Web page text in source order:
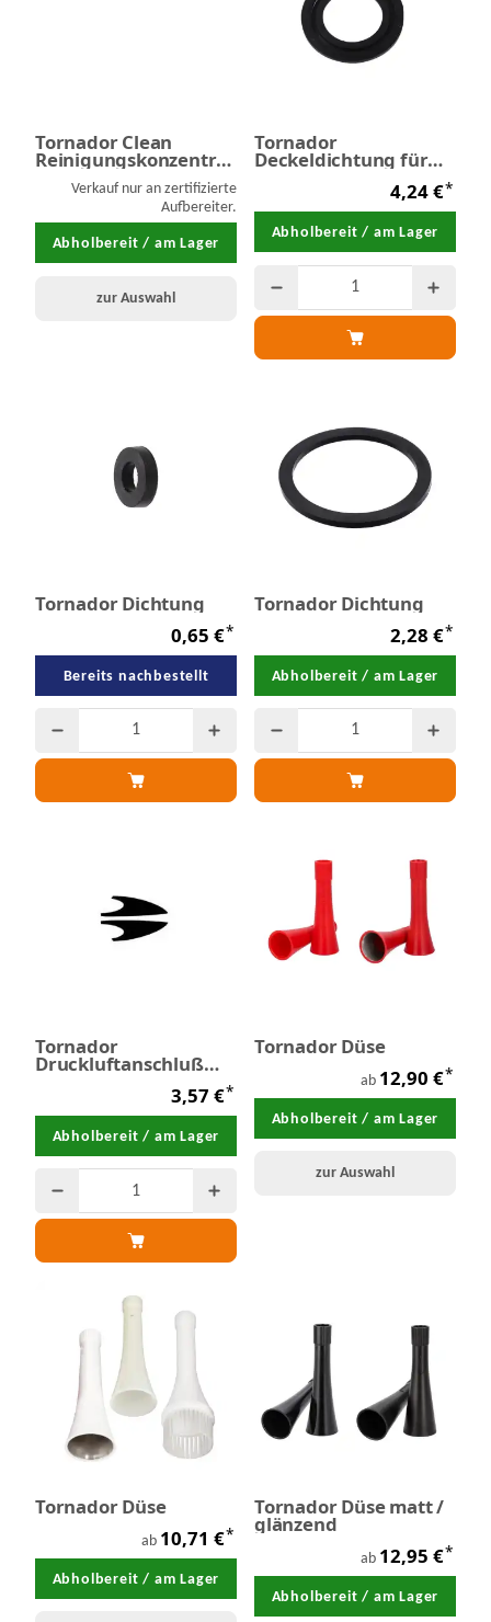
Tornador Clean
Reinigungskonzentrat
1,0 / 5,0 Liter
Verkauf nur an zertifizierte
Aufbereiter.
Abholbereit / am Lager
zur Auswahl
Tornador
Deckeldichtung für
Reservebehälter
4,24 €*
Abholbereit / am Lager
Tornador Dichtung
0,65 €*
Bereits nachbestellt
Tornador Dichtung
2,28 €*
Abholbereit / am Lager
Tornador
Druckluftanschluß
3,57 €*
Abholbereit / am Lager
Tornador Düse
ab 12,90 €*
Abholbereit / am Lager
zur Auswahl
Tornador Düse
ab 10,71 €*
Abholbereit / am Lager
Tornador Düse matt /
glänzend
ab 12,95 €*
Abholbereit / am Lager